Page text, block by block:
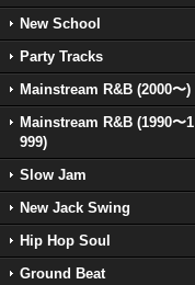
New School
Party Tracks
Mainstream R&B (2000〜)
Mainstream R&B (1990〜1
999)
Slow Jam
New Jack Swing
Hip Hop Soul
Ground Beat